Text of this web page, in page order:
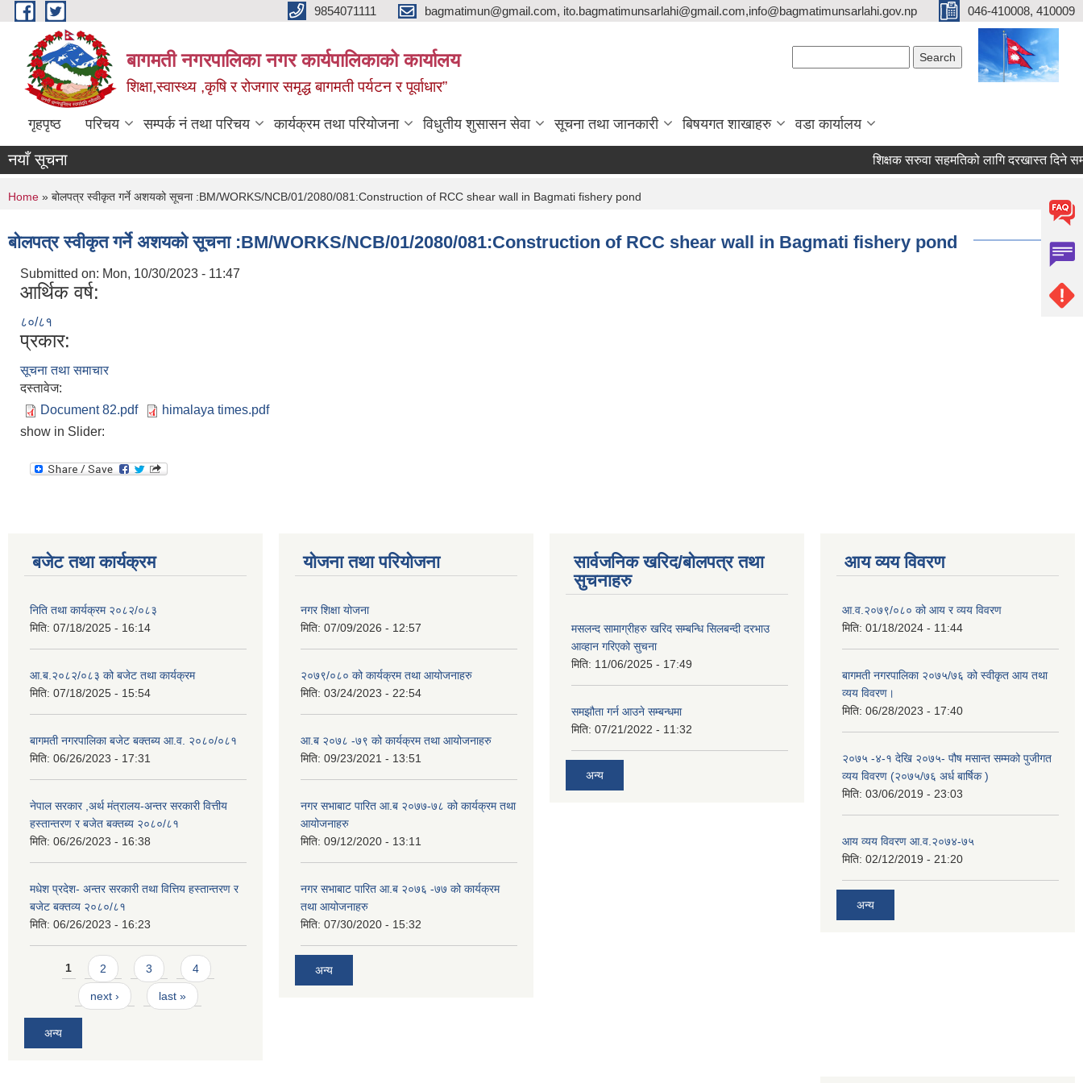
Skip to main content 9854071111 bagmatimun@gmail.com, ito.bagmatimunsarlahi@gmail.com,info@bagmatimunsarlahi.gov.np 046-410008, 410009
बागमती नगरपालिका नगर कार्यपालिकाको कार्यालय
शिक्षा,स्वास्थ्य ,कृषि र रोजगार समृद्ध बागमती पर्यटन र पूर्वाधार”
गृहपृष्ठ परिचय सम्पर्क नं तथा परिचय कार्यक्रम तथा परियोजना विधुतीय शुसासन सेवा सूचना तथा जानकारी बिषयगत शाखाहरु वडा कार्यालय
नयाँ सूचना शिक्षक सरुवा सहमतिको लागि दरखास्त
You are here
Home » बोलपत्र स्वीकृत गर्ने अशयको सूचना :BM/WORKS/NCB/01/2080/081:Construction of RCC shear wall in Bagmati fishery pond
बोलपत्र स्वीकृत गर्ने अशयको सूचना :BM/WORKS/NCB/01/2080/081:Construction of RCC shear wall in Bagmati fishery pond
Submitted on: Mon, 10/30/2023 - 11:47
आर्थिक वर्ष:
८०/८१
प्रकार:
सूचना तथा समाचार
दस्तावेज:
Document 82.pdf
himalaya times.pdf
show in Slider:
बजेट तथा कार्यक्रम
निति तथा कार्यक्रम २०८२/०८३
मिति: 07/18/2025 - 16:14
आ.ब.२०८२/०८३ को बजेट तथा कार्यक्रम
मिति: 07/18/2025 - 15:54
बागमती नगरपालिका बजेट बक्तब्य आ.व. २०८०/०८१
मिति: 06/26/2023 - 17:31
नेपाल सरकार ,अर्थ मंत्रालय-अन्तर सरकारी वित्तीय
हस्तान्तरण र बजेत बक्तब्य २०८०/८१
मिति: 06/26/2023 - 16:38
मधेश प्रदेश- अन्तर सरकारी तथा वित्तिय हस्तान्तरण र
बजेट बक्तव्य २०८०/८१
मिति: 06/26/2023 - 16:23
Pages
1 2 3 4
next › last »
अन्य
योजना तथा परियोजना
नगर शिक्षा योजना
मिति: 07/09/2026 - 12:57
२०७९/०८० को कार्यक्रम तथा आयोजनाहरु
मिति: 03/24/2023 - 22:54
आ.ब २०७८ -७९ को कार्यक्रम तथा आयोजनाहरु
मिति: 09/23/2021 - 13:51
नगर सभाबाट पारित आ.ब २०७७-७८ को कार्यक्रम तथा
आयोजनाहरु
मिति: 09/12/2020 - 13:11
नगर सभाबाट पारित आ.ब २०७६ -७७ को कार्यक्रम
तथा आयोजनाहरु
मिति: 07/30/2020 - 15:32
अन्य
सार्वजनिक खरिद/बोलपत्र तथा
सुचनाहरु
मसलन्द सामाग्रीहरु खरिद सम्बन्धि सिलबन्दी दरभाउ
आव्हान गरिएको सुचना
मिति: 11/06/2025 - 17:49
समझौता गर्न आउने सम्बन्धमा
मिति: 07/21/2022 - 11:32
अन्य
आय व्यय विवरण
आ.व.२०७९/०८० को आय र व्यय विवरण
मिति: 01/18/2024 - 11:44
बागमती नगरपालिका २०७५/७६ को स्वीकृत आय तथा
व्यय विवरण।
मिति: 06/28/2023 - 17:40
२०७५ -४-१ देखि २०७५- पौष मसान्त सम्मको पुजीगत
व्यय विवरण (२०७५/७६ अर्ध बार्षिक )
मिति: 03/06/2019 - 23:03
आय व्यय विवरण आ.व.२०७४-७५
मिति: 02/12/2019 - 21:20
अन्य